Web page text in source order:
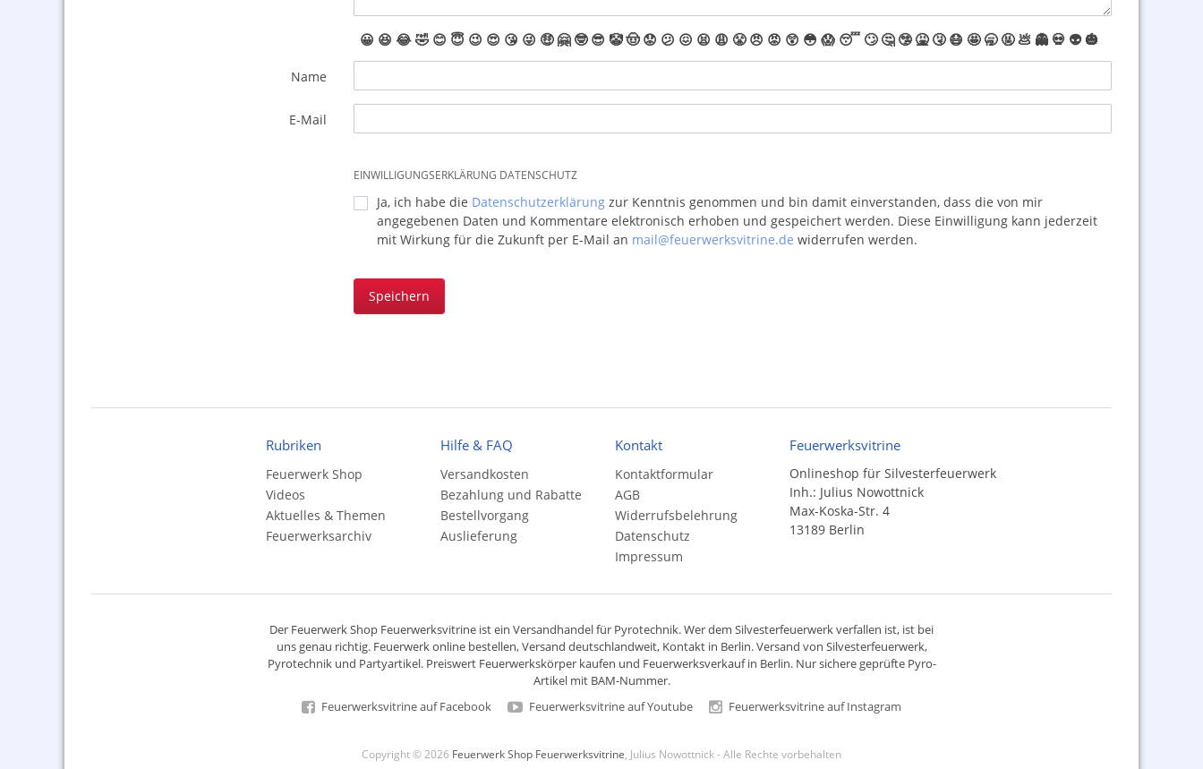
😀 😆 😂🤣 😊 😇 😉 😍 😘 😜 🤑 🤗 🤓 😎 🤡🤠 😟 😕 😖 😫 😩 😤 😠 😡 😲 😳 😱 😴 🙄 🤔 🤥 🤮 🤧 😷 🤩 🥱 🤬 💩 👻 💀 👽 🎃
Name
E-Mail
EINWILLIGUNGSERKLÄRUNG DATENSCHUTZ
Ja, ich habe die Datenschutzerklärungzur Kenntnis genommen und bin damit einverstanden, dass die von mir
angegebenen Daten und Kommentare elektronisch erhoben und gespeichert werden. Diese Einwilligung kann jederzeit
mit Wirkung für die Zukunft per E-Mail an mail@feuerwerksvitrine.de widerrufen werden.
Speichern
Rubriken
Feuerwerk Shop
Videos
Aktuelles & Themen
Feuerwerksarchiv
Hilfe & FAQ
Versandkosten
Bezahlung und Rabatte
Bestellvorgang
Auslieferung
Kontakt
Kontaktformular
AGB
Widerrufsbelehrung
Datenschutz
Impressum
Feuerwerksvitrine
Onlineshop für Silvesterfeuerwerk
Inh.: Julius Nowottnick
Max-Koska-Str. 4
13189 Berlin
Der Feuerwerk Shop Feuerwerksvitrine ist ein Versandhandelfür Pyrotechnik. Wer dem Silvesterfeuerwerk verfallen ist, ist bei
uns genau richtig. Feuerwerk online bestellen,Versand deutschlandweit, Kontakt in Berlin. Versand von Silvesterfeuerwerk,
Pyrotechnikund Partyartikel. Preiswert Feuerwerkskörperkaufen und Feuerwerksverkauf in Berlin. Nur sichere geprüfte Pyro-
Artikel mit BAM-Nummer.
Feuerwerksvitrine auf Facebook
Feuerwerksvitrine auf Youtube Feuerwerksvitrine auf Instagram
Copyright © 2026 Feuerwerk Shop Feuerwerksvitrine , Julius Nowottnick - Alle Rechte vorbehalten